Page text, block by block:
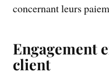
concernant leurs
Engagement
client